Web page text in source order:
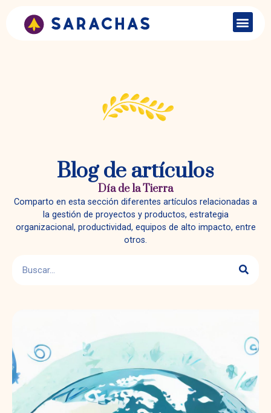
Blog de artículos
Día de la Tierra
Comparto en esta sección diferentes artículos relacionadas a
la gestión de proyectos y productos, estrategia
organizacional, productividad, equipos de alto impacto, entre
otros.